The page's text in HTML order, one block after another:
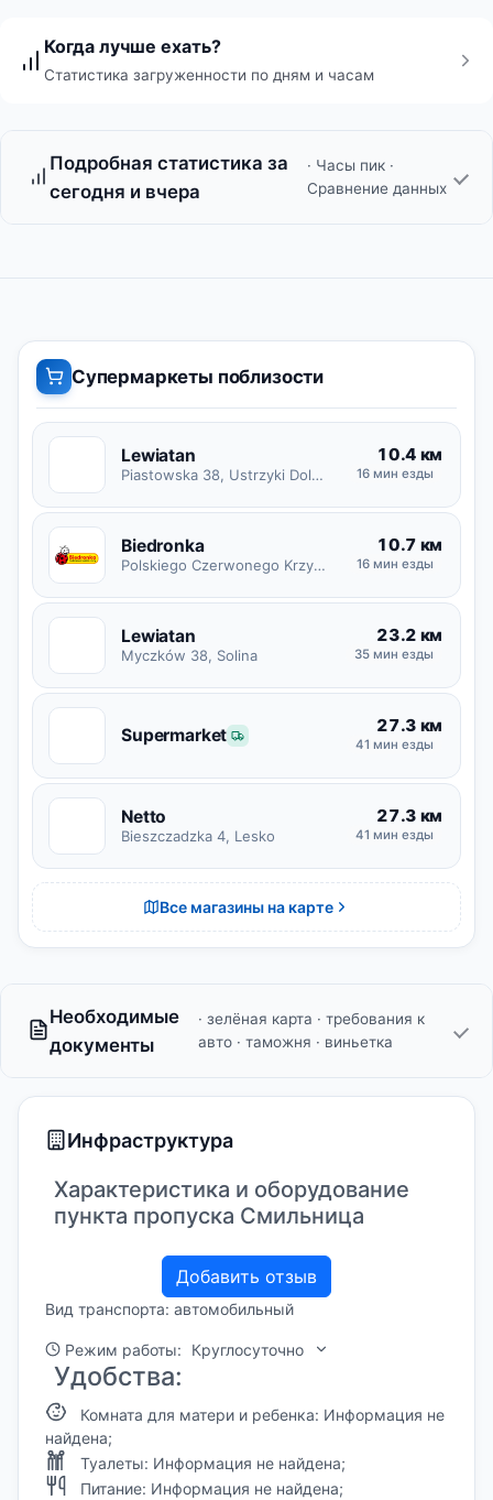
Когда лучше ехать?
Статистика загруженности по дням и часам
Подробная статистика за
сегодня и вчера
· Часы пик ·
Сравнение данных
Супермаркеты поблизости
Lewiatan
Piastowska 38, Ustrzyki Dolne
10.4 км
16 мин езды
Biedronka
Polskiego Czerwonego Krzyża 19, Ustrzyki Dolne
10.7 км
16 мин езды
Lewiatan
Myczków 38, Solina
23.2 км
35 мин езды
Supermarket 27.3 км
41 мин езды
Netto
Bieszczadzka 4, Lesko
27.3 км
41 мин езды
Все магазины на карте
Необходимые
документы
· зелёная карта · требования к
авто · таможня · виньетка
Инфраструктура
Характеристика и оборудование
пункта пропуска Смильница
Добавить отзыв
Вид транспорта: автомобильный
Режим работы: Круглосуточно
Удобства:
Комната для матери и ребенка: Информация не
найдена;
Туалеты: Информация не найдена;
Питание: Информация не найдена;